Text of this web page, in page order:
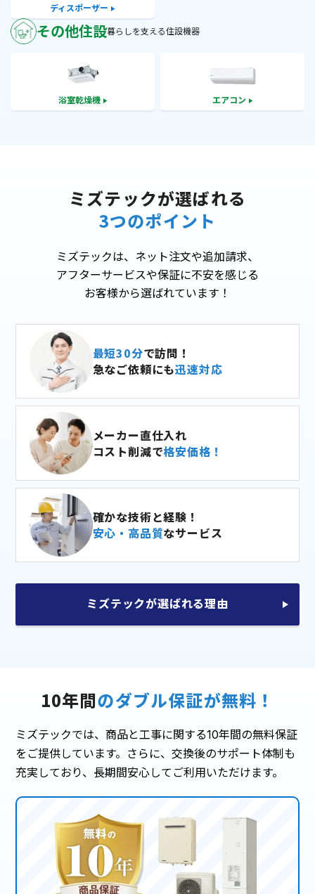
ディスポーザー
その他住設暮らしを支える住設機器
浴室乾燥機 エアコン
ミズテックが選ばれる
3つのポイント
ミズテックは、ネット注文や追加請求、
アフターサービスや保証に不安を感じる
お客様から選ばれています！
最短30分で訪問！
急なご依頼にも迅速対応
メーカー直仕入れ
コスト削減で格安価格！
確かな技術と経験！
安心・高品質なサービス
ミズテックが選ばれる理由
10年間のダブル保証が無料！
ミズテックでは、商品と工事に関する10年間の無料保証
をご提供しています。さらに、交換後のサポート体制も
充実しており、長期間安心してご利用いただけます。